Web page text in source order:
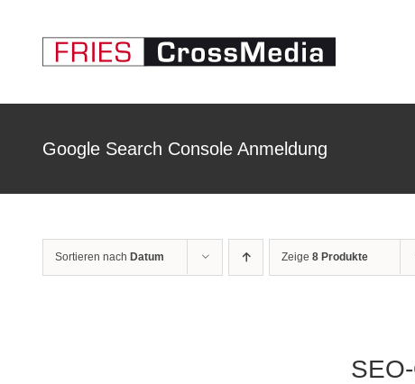
Google Search Console Anmeldung
Sortieren nach Datum Zeige 8 Produkte